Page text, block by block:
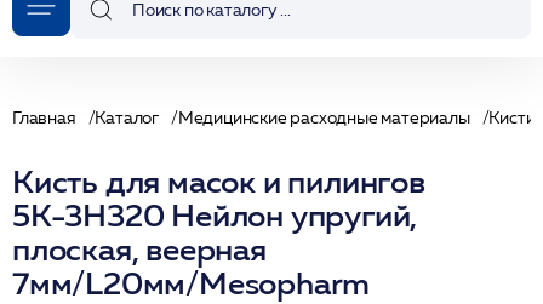
Главная Каталог Медицинские расходные материалы Кисти
Кисть для масок и пилингов
5К-3Н320 Нейлон упругий,
плоская, веерная
7мм/L20мм/Mesopharm